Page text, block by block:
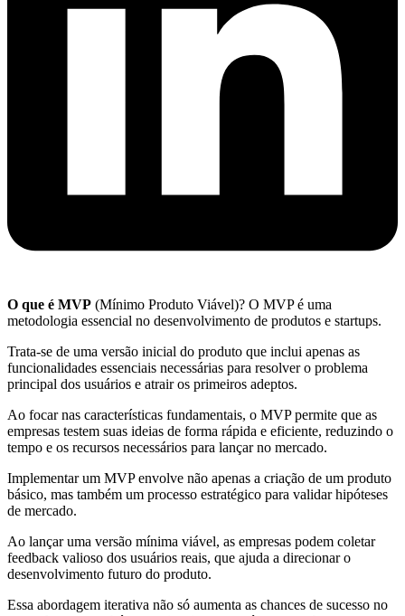
O que é MVP (Mínimo Produto Viável)? O MVP é uma
metodologia essencial no desenvolvimento de produtos e startups.
Trata-se de uma versão inicial do produto que inclui apenas as
funcionalidades essenciais necessárias para resolver o problema
principal dos usuários e atrair os primeiros adeptos.
Ao focar nas características fundamentais, o MVP permite que as
empresas testem suas ideias de forma rápida e eficiente, reduzindo o
tempo e os recursos necessários para lançar no mercado.
Implementar um MVP envolve não apenas a criação de um produto
básico, mas também um processo estratégico para validar hipóteses
de mercado.
Ao lançar uma versão mínima viável, as empresas podem coletar
feedback valioso dos usuários reais, que ajuda a direcionar o
desenvolvimento futuro do produto.
Essa abordagem iterativa não só aumenta as chances de sucesso no